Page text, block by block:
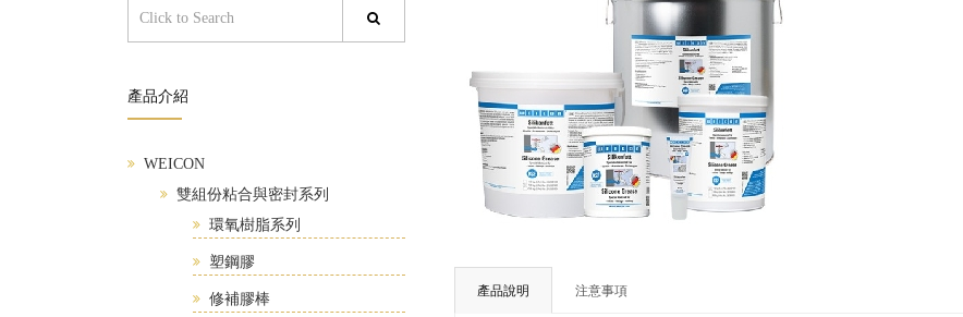
產品介紹
WEICON
雙組份粘合與密封系列
環氧樹脂系列
塑鋼膠
修補膠棒 產品說明 注意事項